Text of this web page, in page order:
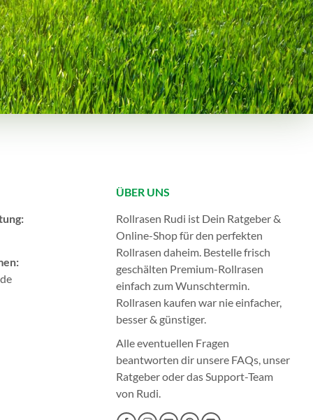
ÜBER UNS
Rollrasen Rudi ist Dein Ratgeber &
Online-Shop für den perfekten
Rollrasen daheim. Bestelle frisch
geschälten Premium-Rollrasen
einfach zum Wunschtermin.
Rollrasen kaufen war nie einfacher,
besser & günstiger.
Alle eventuellen Fragen
beantworten dir unsere FAQs, unser
Ratgeberoder dasSupport-Team
von Rudi.